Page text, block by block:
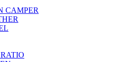
CAMPER